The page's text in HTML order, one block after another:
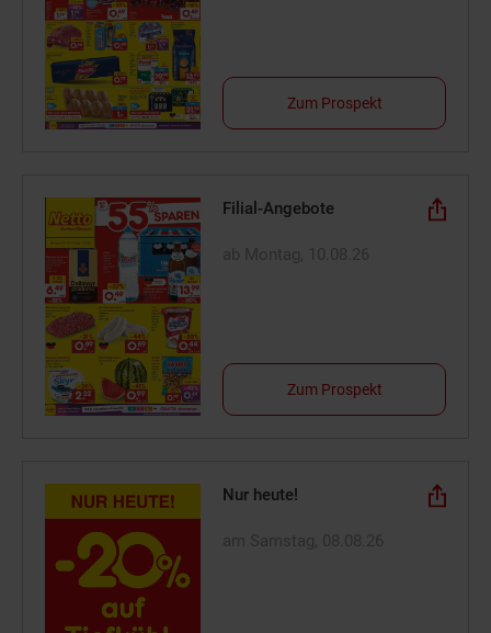
Zum Prospekt
Filial-Angebote
Zum Prospekt
Nur heute!